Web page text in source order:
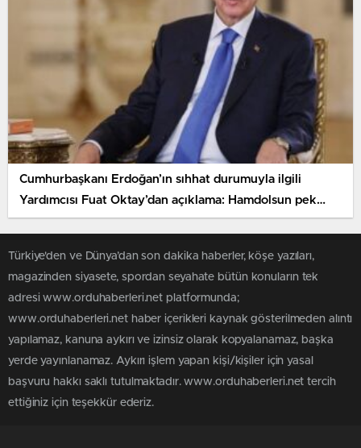
Cumhurbaşkanı Erdoğan’ın sıhhat durumuyla ilgili
Yardımcısı Fuat Oktay’dan açıklama: Hamdolsun pek
düzgün
Türkiye'den ve Dünya’dan son dakika haberler, köşe yazıları,
magazinden siyasete, spordan seyahate bütün konuların tek
adresi www.orduhaberleri.net platformunda;
www.orduhaberleri.net haber içerikleri kaynak gösterilmeden alıntı
yapılamaz, kanuna aykırı ve izinsiz olarak kopyalanamaz, başka
yerde yayınlanamaz. Aykırı işlem yapan kişi/kişiler için yasal
başvuru hakkı saklı tutulmaktadır. www.orduhaberleri.net tercih
ettiğiniz için teşekkür ederiz.